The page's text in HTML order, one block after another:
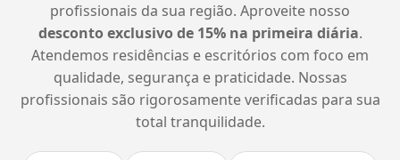
profissionais da sua região. Aproveite nosso
desconto exclusivo de 15% na primeira diária.
Atendemos residências e escritórios com foco em
qualidade, segurança e praticidade. Nossas
profissionais são rigorosamente verificadas para sua
total tranquilidade.